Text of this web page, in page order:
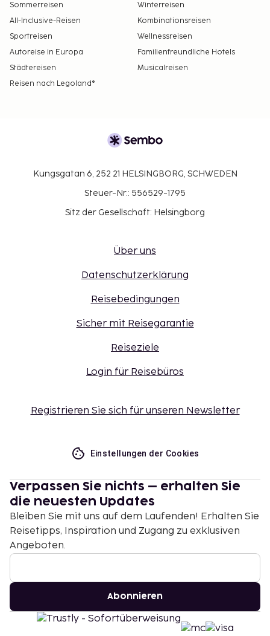
Sommerreisen
Winterreisen
All-Inclusive-Reisen
Kombinationsreisen
Sportreisen
Wellnessreisen
Autoreise in Europa
Familienfreundliche Hotels
Städtereisen
Musicalreisen
Reisen nach Legoland®
Kungsgatan 6, 252 21 HELSINGBORG, SCHWEDEN
Steuer-Nr.: 556529-1795
Sitz der Gesellschaft: Helsingborg
Über uns
Datenschutzerklärung
Reisebedingungen
Sicher mit Reisegarantie
Reiseziele
Login für Reisebüros
Registrieren Sie sich für unseren Newsletter
Einstellungen der Cookies
Verpassen Sie nichts – erhalten Sie
die neuesten Updates
Bleiben Sie mit uns auf dem Laufenden! Erhalten Sie
Reisetipps, Inspiration und Zugang zu exklusiven
Angeboten.
Abonnieren